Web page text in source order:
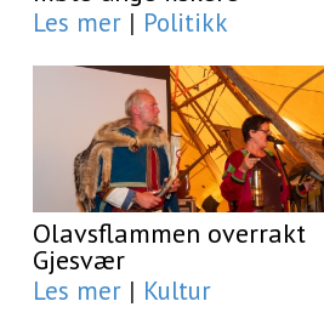
Les mer | Politikk
Olavsflammen overrakt
Gjesvær
Les mer | Kultur